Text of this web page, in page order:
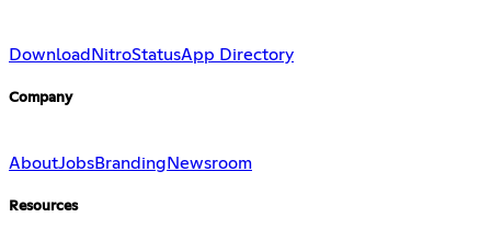
Download NitroStatusApp Directory
Company
AboutJobsBranding Newsroom
Resources